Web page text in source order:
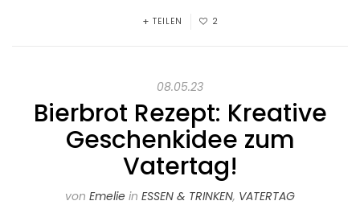
TEILEN 2
08.05.23
Bierbrot Rezept: Kreative
Geschenkidee zum
Vatertag!
von Emelie in ESSEN & TRINKEN, VATERTAG